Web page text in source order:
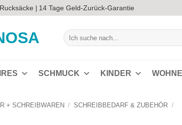
Rucksäcke | 14 Tage Geld-Zurück-Garantie
Suchen
nach:
SCHMUCK KINDER
+ SCHREIBWAREN / SCHREIBBEDARF & ZUBEHÖR /